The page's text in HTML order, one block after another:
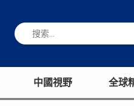
中國視野 全球